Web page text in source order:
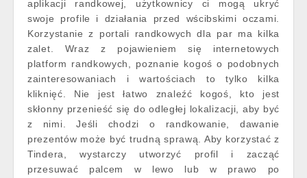
aplikacji randkowej, użytkownicy ci mogą ukryć
swoje profile i działania przed wścibskimi oczami.
Korzystanie z portali randkowych dla par ma kilka
zalet. Wraz z pojawieniem się internetowych
platform randkowych, poznanie kogoś o podobnych
zainteresowaniach i wartościach to tylko kilka
kliknięć. Nie jest łatwo znaleźć kogoś, kto jest
skłonny przenieść się do odległej lokalizacji, aby być
z nimi. Jeśli chodzi o randkowanie, dawanie
prezentów może być trudną sprawą. Aby korzystać z
Tindera, wystarczy utworzyć profil i zacząć
przesuwać palcem w lewo lub w prawo po